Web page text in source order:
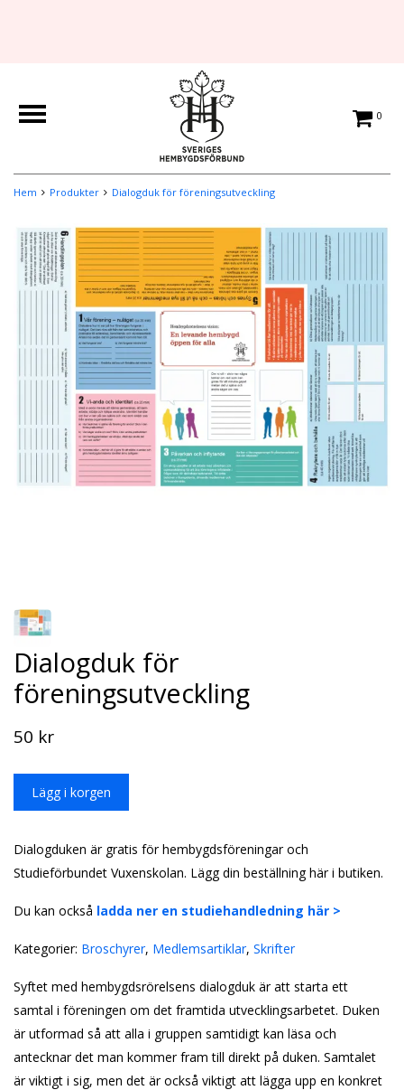
0
Hem Produkter Dialogduk för föreningsutveckling
Dialogduk för
föreningsutveckling
50 kr
Dialogduken är gratis för hembygdsföreningar och
Studieförbundet Vuxenskolan. Lägg din beställning här i butiken.
Du kan också ladda ner en studiehandledning här >
Kategorier: Broschyrer, Medlemsartiklar, Skrifter
Syftet med hembygdsrörelsens dialogduk är att starta ett
samtal i föreningen om det framtida utvecklingsarbetet. Duken
är utformad så att alla i gruppen samtidigt kan läsa och
antecknar det man kommer fram till direkt på duken. Samtalet
är viktigt i sig, men det är också viktigt att lägga upp en konkret